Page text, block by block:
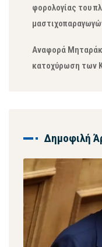
φορολογίας του
Αναφορά
κατοχύρωση των
Δημοφιλή